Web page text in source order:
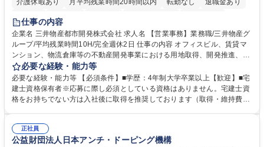
介護休暇あり 月平均残業時間20時間以内 転勤なし
退職金あり
在宅OK
賞与あり
駅近5分以内
土日祝休み 寮・社宅あり
仕事の内容
企業名 三井物産都市開発株式会社 求人名 【営業事務】業務職/三井物産グ
ループ/平均残業時間10H/完全週休2日 仕事の内容 オフィスビル、賃貸マ
ンション、物流倉庫等の不動産開発事業における用地取得、開発推進、賃
貸運営、売却、仲介・活用提案等を行う営業部門において事務業務を担当
いただきます。 【詳細】・契約書管理、契約書製本、捺印対応、ファイリ
ング、登記簿取得、調書取得・支払業務（各種費用支払、支払管理、請
求・支払データ登録、取引先マスター申請対応）・予算作成及び予実管
の他に担当頂く業務が発生する場合があります。 募集職種 【営業事務】
業務職/三井物産グループ/平均残業時間10H/完全週休2日
必要な経験・能力等
必要な経験・能力等 【必須条件】■学歴：4年制大学卒業以上【歓迎】■宅
建士資格保有者※応募に際し必須としている資格はありません。宅建士資
格をお持ちでない方は入社後に取得を推奨しております（取得・維持費用
ション力がある方。 ・チャレンジを厭わず、粘り強く業務に取り組める
方。多様な関係者と謙虚に信頼関係を構築でき、期限を意識したスケジュ
正社員
公益財団法人日本アンチ・ドーピング機構